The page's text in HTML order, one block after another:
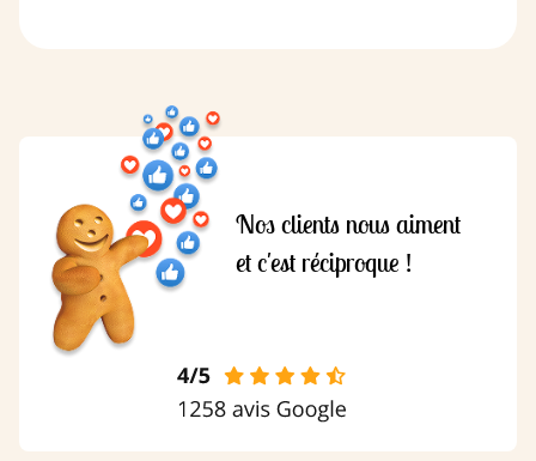
Nos clients nous aiment
et c'est réciproque !